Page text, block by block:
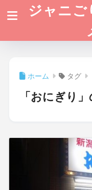
ジャニご
ホーム タグ
「おにぎり